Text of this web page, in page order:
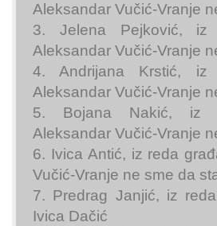
Aleksandar Vučić-Vranje
3. Jelena Pejković, iz
Aleksandar Vučić-Vranje
4. Andrijana Krstić, iz
Aleksandar Vučić-Vranje
5. Bojana Nakić, iz
Aleksandar Vučić-Vranje
6. Ivica Antić, iz reda
Vučić-Vranje ne sme da
7. Predrag Janjić, iz
Ivica Dačić